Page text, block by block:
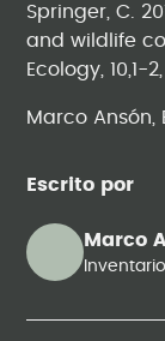
Escrito por
Marco
Springer, C.
and wildlife
Ecology, 10,1-
Marco Ansón,